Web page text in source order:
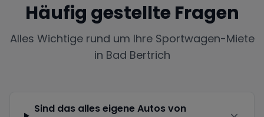
Häufig gestellte Fragen
Alles Wichtige rund um Ihre Sportwagen-Miete
in Bad Bertrich
Sind das alles eigene Autos von